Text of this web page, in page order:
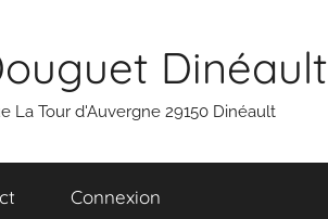
Dinéault
La Tour d'Auvergne 29150 Dinéault
Connexion